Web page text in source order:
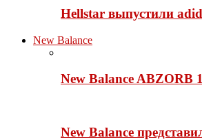
Hellstar выпустили
New Balance
New Balance ABZORB
New Balance